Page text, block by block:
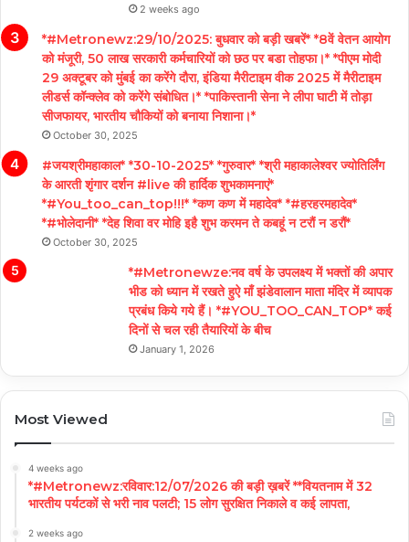
2 weeks ago
*#Metronewz:29/10/2025: बुधवार को बड़ी खबरें* *8वें वेतन आयोग
को मंजूरी, 50 लाख सरकारी कर्मचारियों को छठ पर बडा तोहफा।* *पीएम मोदी
29 अक्टूबर को मुंबई का करेंगे दौरा, इंडिया मैरीटाइम वीक 2025 में मैरीटाइम
लीडर्स कॉन्क्लेव को करेंगे संबोधित।* *पाकिस्तानी सेना ने लीपा घाटी में तोड़ा
सीजफायर, भारतीय चौकियों को बनाया निशाना।*
October 30, 2025
#जयश्रीमहाकाल* *30-10-2025* *गुरुवार* *श्री महाकालेश्वर ज्योतिर्लिंग
के आरती शृंगार दर्शन #live की हार्दिक शुभकामनाएं*
*#You_too_can_top!!!* *कण कण में महादेव* *#हरहरमहादेव*
*#भोलेदानी* *देह शिवा वर मोहि इहै शुभ करमन ते कबहूं न टरौं न डरौं*
October 30, 2025
*#Metronewze:नव वर्ष के उपलक्ष्य में भक्तों की अपार
भीड को ध्यान में रखते हुऐ माँ झंडेवालान माता मंदिर में व्यापक
प्रबंध किये गये हैं। *#YOU_TOO_CAN_TOP* कई
दिनों से चल रही तैयारियों के बीच
January 1, 2026
Most Viewed
4 weeks ago
*#Metronewz:रविवार:12/07/2026 की बड़ी ख़बरें **वियतनाम में 32
भारतीय पर्यटकों से भरी नाव पलटी; 15 लोग सुरक्षित निकाले व कई लापता,
2 weeks ago